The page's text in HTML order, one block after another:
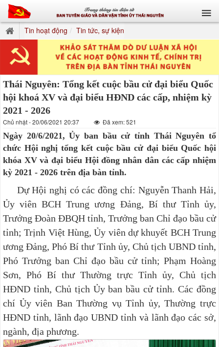
Tin hoạt động Tin tức, sự kiện
Thái Nguyên: Tổng kết cuộc bầu cử đại biểu Quốc
hội khoá XV và đại biểu HĐND các cấp, nhiệm kỳ
2021 - 2026
Chủ nhật - 20/06/2021 20:37 Đã xem: 521
Ngày 20/6/2021, Ủy ban bầu cử tỉnh Thái Nguyên tổ
chức Hội nghị tổng kết cuộc bầu cử đại biểu Quốc hội
khóa XV và đại biểu Hội đồng nhân dân các cấp nhiệm
kỳ 2021 - 2026 trên địa bàn tỉnh.
Dự Hội nghị có các đồng chí: Nguyễn Thanh Hải,
Ủy viên BCH Trung ương Đảng, Bí thư Tỉnh ủy,
Trưởng Đoàn ĐBQH tỉnh, Trưởng ban Chỉ đạo bầu cử
tỉnh; Trịnh Việt Hùng, Ủy viên dự khuyết BCH Trung
ương Đảng, Phó Bí thư Tỉnh ủy, Chủ tịch UBND tỉnh,
Phó Trưởng ban Chỉ đạo bầu cử tỉnh; Phạm Hoàng
Sơn, Phó Bí thư Thường trực Tỉnh ủy, Chủ tịch
HĐND tỉnh, Chủ tịch Ủy ban bầu cử tỉnh. Các đồng
chí Ủy viên Ban Thường vụ Tỉnh ủy, Thường trực
HĐND tỉnh, lãnh đạo UBND tỉnh và lãnh đạo các sở,
ngành, địa phương.